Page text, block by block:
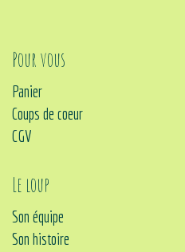
Pour vous
Panier
Coups de coeur
CGV
Le loup
Son équipe
Son histoire